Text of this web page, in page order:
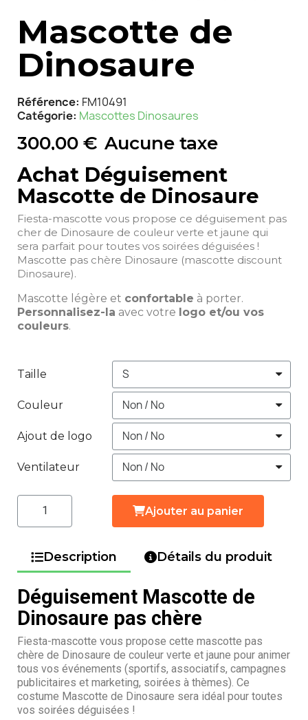
Mascotte de
Dinosaure
Référence FM10491
Catégorie Mascottes Dinosaures
300,00 € Aucune taxe
Achat Déguisement
Mascotte de Dinosaure
Fiesta-mascotte vous propose ce déguisement pas
cher de Dinosaure de couleur verte et jaune qui
sera parfait pour toutes vos soirées déguisées !
Mascotte pas chère Dinosaure (mascotte discount
Dinosaure).
Mascotte légère et confortable à porter.
Personnalisez-la avec votre logo et/ou vos
couleurs.
Taille
Couleur
Ajout de logo
Ventilateur
Ajouter au panier
Description Détails du produit
Déguisement Mascotte de
Dinosaure pas chère
Fiesta-mascotte vous propose cette mascotte pas
chère de Dinosaure de couleur verte et jaune pour animer
tous vos événements (sportifs, associatifs, campagnes
publicitaires et marketing, soirées à thèmes). Ce
costume Mascotte de Dinosaure sera idéal pour toutes
vos soirées déguisées !